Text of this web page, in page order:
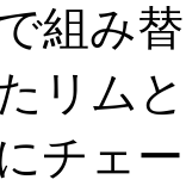
組み
リム
チェ